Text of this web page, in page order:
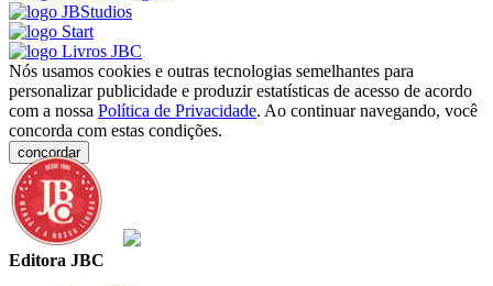
Nós usamos cookies e outras tecnologias semelhantes para
personalizar publicidade e produzir estatísticas de acesso de acordo
com a nossa Política de Privacidade. Ao continuar navegando, você
concorda com estas condições.
concordar
Editora JBC